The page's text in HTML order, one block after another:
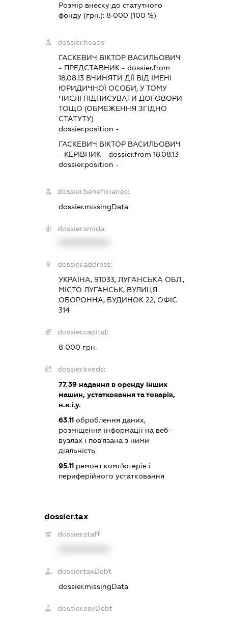
Розмір внеску до статутного
фонду (грн.): 8 000 (100 %)
dossier.heads:
ГАСКЕВИЧ ВІКТОР ВАСИЛЬОВИЧ
- ПРЕДСТАВНИК- dossier.from
18.08.13ВЧИНЯТИ ДІЇ ВІД ІМЕНІ
ЮРИДИЧНОЇ ОСОБИ, У ТОМУ
ЧИСЛІ ПІДПИСУВАТИ ДОГОВОРИ
ТОЩО (ОБМЕЖЕННЯ ЗГІДНО
СТАТУТУ)
dossier.position -
ГАСКЕВИЧ ВІКТОР ВАСИЛЬОВИЧ
- КЕРІВНИК- dossier.from 18.08.13
dossier.position -
dossier.beneficiaries:
dossier.missingData
dossier.smida:
dossier.address:
УКРАЇНА, 91033, ЛУГАНСЬКА ОБЛ.,
МІСТО ЛУГАНСЬК, ВУЛИЦЯ
ОБОРОННА, БУДИНОК 22, ОФІС
314
dossier.capital:
8 000 грн.
dossier.kveds:
77.39надання в оренду інших
машин, устатковання та товарів,
н.в.і.у.
63.11оброблення даних,
розміщення інформації на веб-
вузлах і пов'язана з ними
діяльність
95.11ремонт комп'ютерів і
периферійного устатковання
dossier.tax
dossier.staff
dossier.taxDebt
dossier.missingData
dossier.esvDebt